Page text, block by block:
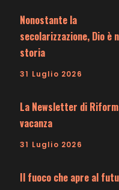
Nonostante la
secolarizzazione, Dio è
storia
31 Luglio 2026
La Newsletter di
vacanza
31 Luglio 2026
Il fuoco che apre al